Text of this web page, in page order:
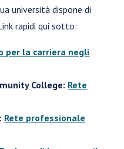
università dispone di
rapidi qui sotto:
per la carriera negli
College: Rete
Rete professionale